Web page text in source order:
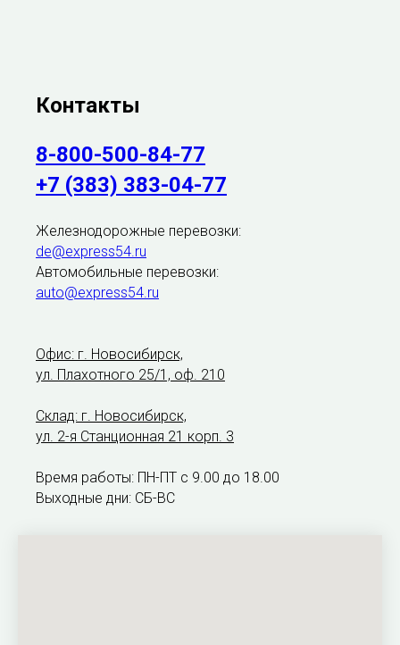
Контакты
8-800-500-84-77
+7 (383) 383-04-77
Железнодорожные перевозки:
de@express54.ru
Автомобильные перевозки:
auto@express54.ru
Офис: г. Новосибирск,
ул. Плахотного 25/1, оф. 210
Склад: г. Новосибирск,
ул. 2-я Станционная 21 корп. 3
Время работы: ПН-ПТ с 9.00 до 18.00
Выходные дни: СБ-ВС